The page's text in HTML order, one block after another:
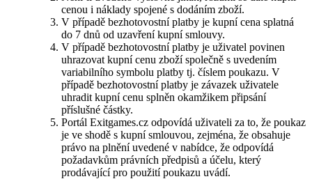
cenou i náklady spojené s dodáním zboží.
V případě bezhotovostní platby je kupní cena splatná
do 7 dnů od uzavření kupní smlouvy.
V případě bezhotovostní platby je uživatel povinen
uhrazovat kupní cenu zboží společně s uvedením
variabilního symbolu platby tj. číslem poukazu. V
případě bezhotovostní platby je závazek uživatele
uhradit kupní cenu splněn okamžikem připsání
příslušné částky.
Portál Exitgames.cz odpovídá uživateli za to, že poukaz
je ve shodě s kupní smlouvou, zejména, že obsahuje
právo na plnění uvedené v nabídce, že odpovídá
požadavkům právních předpisů a účelu, který
prodávající pro použití poukazu uvádí.